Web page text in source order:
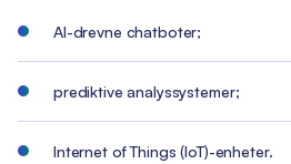
AI-drevne chatboter;
prediktive analyssystemer;
Internet of Things (IoT)-enheter.